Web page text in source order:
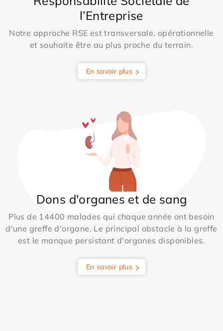
l’Entreprise
Notre approche RSE est transversale, opérationnelle
et souhaite être au plus proche du terrain.
En savoir plus
Dons d'organes et de sang
Plus de 14400 malades qui chaque année ont besoin
d'une greffe d'organe. Le principal obstacle à la greffe
est le manque persistant d'organes disponibles.
En savoir plus